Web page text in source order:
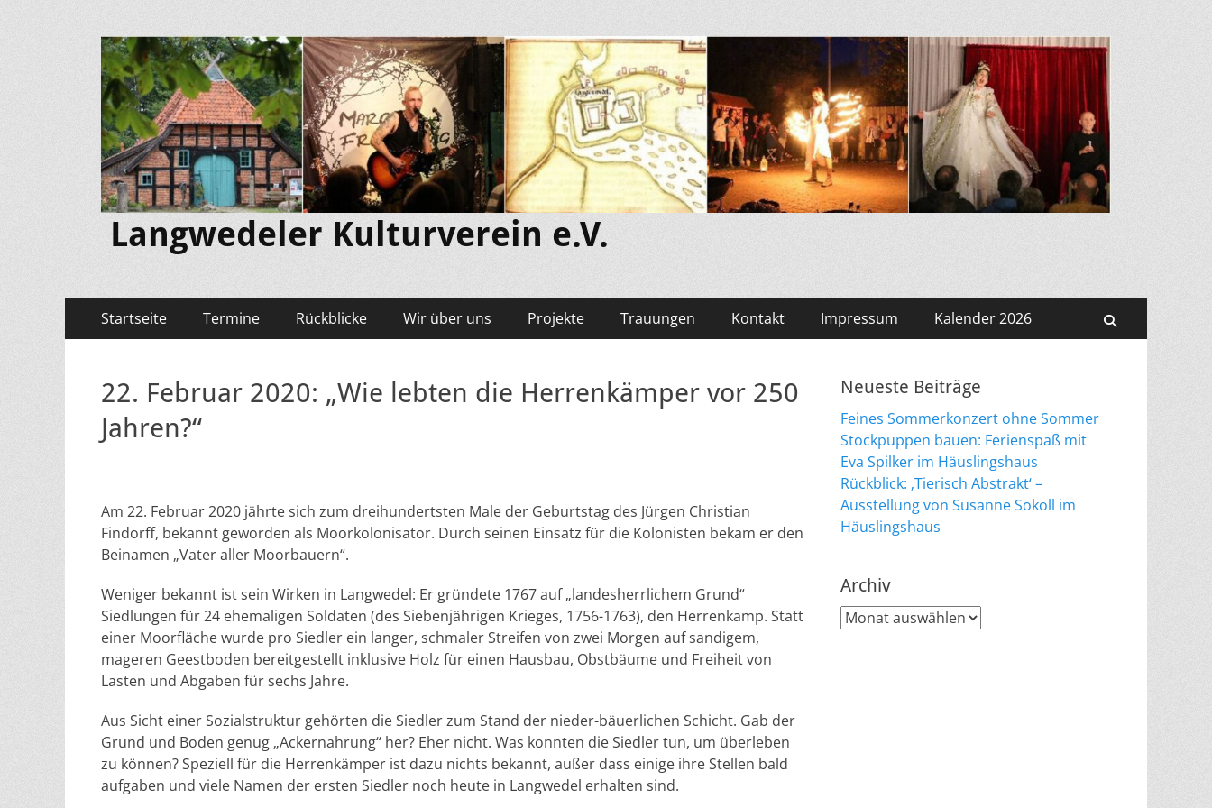
Langwedeler Kulturverein e.V.
Primäres
Menü
Inhalt
Startseite Termine Rückblicke Wir über uns Projekte Trauungen Kontakt Impressum Kalender 2026
22. Februar 2020: „Wie lebten die Herrenkämper vor 250
Jahren?“
Am 22. Februar 2020 jährte sich zum dreihundertsten Male der Geburtstag des Jürgen Christian
Findorff, bekannt geworden als Moorkolonisator. Durch seinen Einsatz für die Kolonisten bekam er den
Beinamen „Vater aller Moorbauern“.
Weniger bekannt ist sein Wirken in Langwedel: Er gründete 1767 auf „landesherrlichem Grund“
Siedlungen für 24 ehemaligen Soldaten (des Siebenjährigen Krieges, 1756-1763), den Herrenkamp. Statt
einer Moorfläche wurde pro Siedler ein langer, schmaler Streifen von zwei Morgen auf sandigem,
mageren Geestboden bereitgestellt inklusive Holz für einen Hausbau, Obstbäume und Freiheit von
Lasten und Abgaben für sechs Jahre.
Aus Sicht einer Sozialstruktur gehörten die Siedler zum Stand der nieder-bäuerlichen Schicht. Gab der
Grund und Boden genug „Ackernahrung“ her? Eher nicht. Was konnten die Siedler tun, um überleben
zu können? Speziell für die Herrenkämper ist dazu nichts bekannt, außer dass einige ihre Stellen bald
aufgaben und viele Namen der ersten Siedler noch heute in Langwedel erhalten sind.
Neueste Beiträge
Feines Sommerkonzert ohne Sommer
Stockpuppen bauen: Ferienspaß mit
Eva Spilker im Häuslingshaus
Rückblick: ‚Tierisch Abstrakt‘ –
Ausstellung von Susanne Sokoll im
Häuslingshaus
Archiv
Archiv